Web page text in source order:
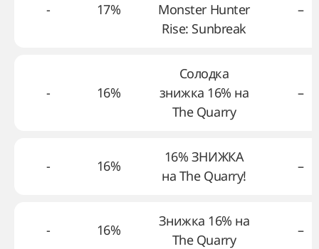
- 17%
Monster Hunter
Rise: Sunbreak
–
- 16%
Солодка
знижка 16% на
The Quarry
–
- 16%
16% ЗНИЖКА
на The Quarry!
–
- 16%
Знижка 16% на
The Quarry
–